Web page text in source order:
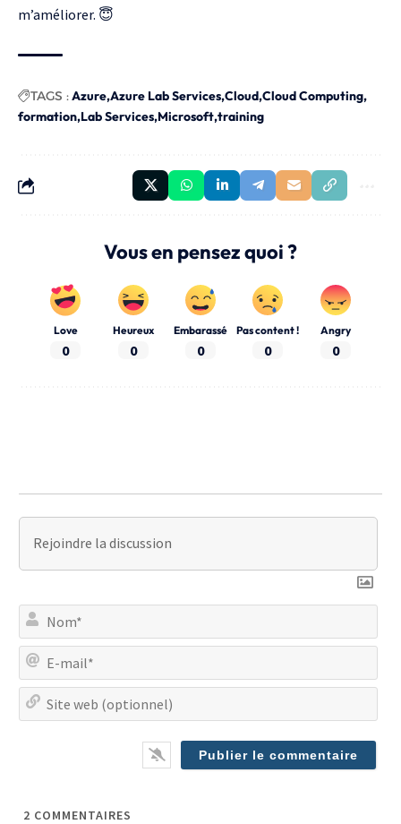
m’améliorer. 😇
TAGS :Azure Azure Lab Services Cloud Cloud Computing
formation Lab Services Microsoft training
Vous en pensez quoi ?
Love
0
Heureux
0
Embarassé
0
Pas content !
0
Angry
0
2 COMMENTAIRES